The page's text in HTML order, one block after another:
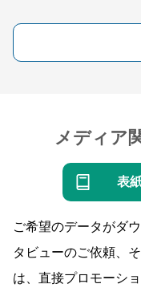
メディア
表
ご希望のデータがダ
タビューのご依頼、
は、直接プロモーシ